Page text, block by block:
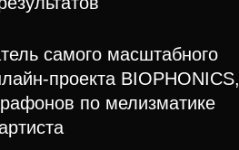
самого масштабного
проекта BIOPHONICS,
по мелизматике